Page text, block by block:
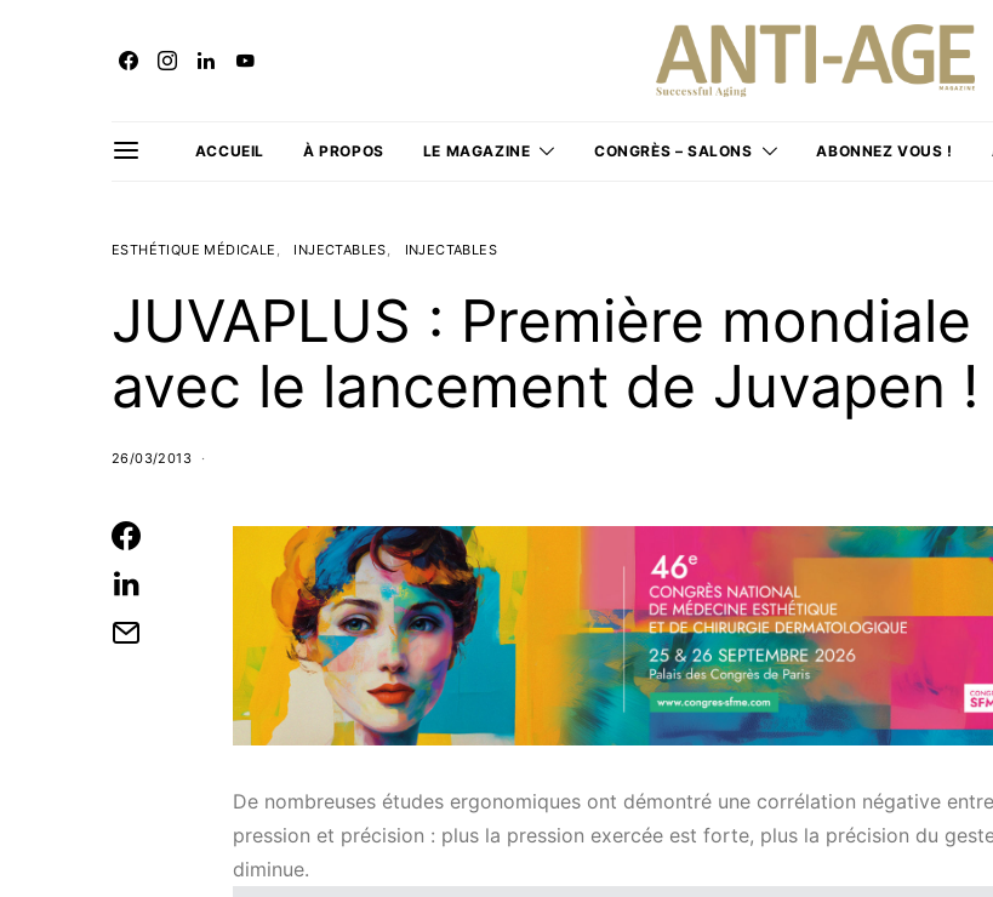
ACCUEIL À PROPOS LE MAGAZINE CONGRÈS – SALONS ABONNEZ VOUS !
ESTHÉTIQUE MÉDICALE INJECTABLES INJECTABLES
JUVAPLUS : Première mondiale
avec le lancement de Juvapen !
26/03/2013
De nombreuses études ergonomiques ont démontré une corrélation négative entre
pression et précision : plus la pression exercée est forte, plus la précision du
diminue.